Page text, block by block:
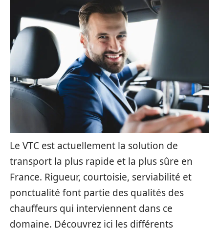
Le VTC est actuellement la solution de
transport la plus rapide et la plus sûre en
France. Rigueur, courtoisie, serviabilité et
ponctualité font partie des qualités des
chauffeurs qui interviennent dans ce
domaine. Découvrez ici les différents